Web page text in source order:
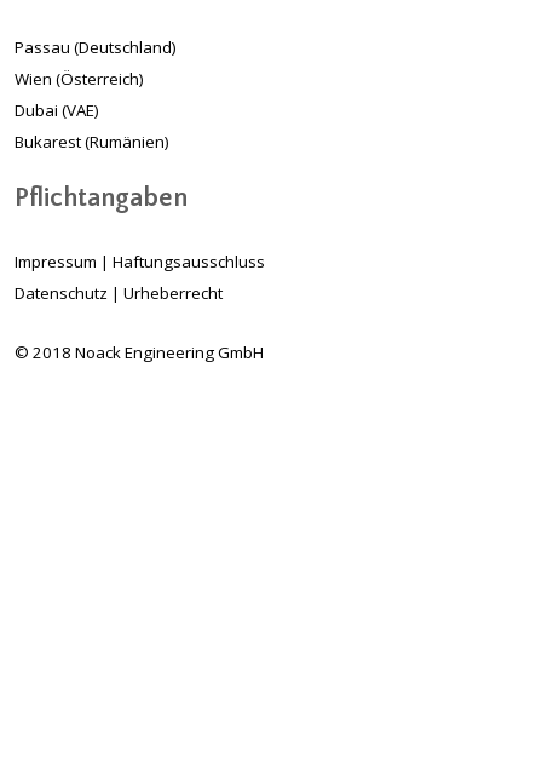
Passau (Deutschland)
Wien (Österreich)
Dubai (VAE)
Bukarest (Rumänien)
Pflichtangaben
Impressum | Haftungsausschluss
Datenschutz | Urheberrecht
© 2018 Noack Engineering GmbH